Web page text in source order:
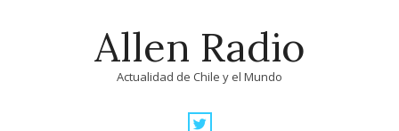
Allen Radio
Actualidad de Chile y el Mundo